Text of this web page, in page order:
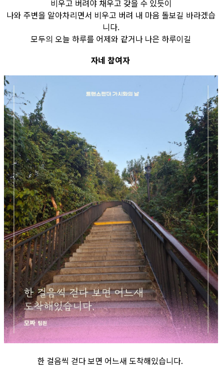
비우고 버려야 채우고 갖을 수 있듯이
나와 주변을 알아차리면서 비우고 버려 내 마음 돌보길 바라겠습
니다.
모두의 오늘 하루를 어제와 같거나 나은 하루이길
자네 참여자
한 걸음씩 걷다 보면 어느새 도착해있습니다.